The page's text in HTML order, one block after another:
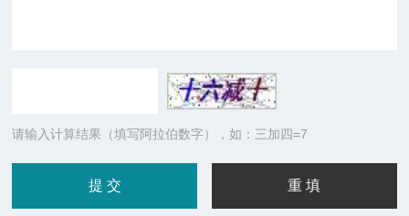
请输入计算结果（填写阿拉伯数字），如：三加四=7